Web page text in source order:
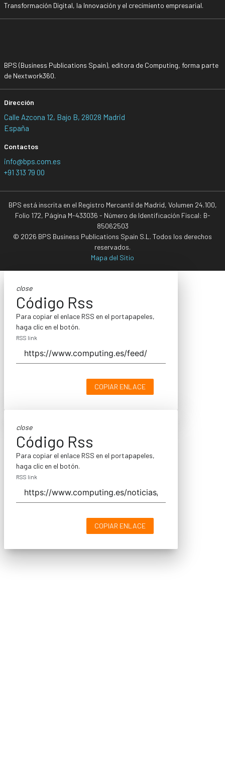
Transformación Digital, la Innovación y el crecimiento empresarial.
BPS (Business Publications Spain), editora de Computing, forma parte
de Nextwork360.
Dirección
Calle Azcona 12, Bajo B, 28028 Madrid
España
Contactos
info@bps.com.es
+91 313 79 00
BPS está inscrita en el Registro Mercantil de Madrid, Volumen 24.100,
Folio 172, Página M-433036 - Número de Identificación Fiscal: B-
85062503
© 2026 BPS Business Publications Spain S.L. Todos los derechos
reservados.
Mapa del Sitio
close
Código Rss
Para copiar el enlace RSS en el portapapeles,
haga clic en el botón.
RSS link
COPIAR ENLACE
close
Código Rss
Para copiar el enlace RSS en el portapapeles,
haga clic en el botón.
RSS link
COPIAR ENLACE